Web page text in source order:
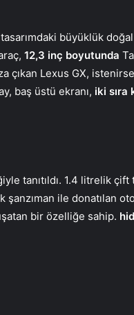
tasarımdaki büyüklük
12,3 inç boyutunda
çıkan Lexus GX,
baş üstü ekranı, iki sıra
tanıtıldı. 1.4 litrelik
ile donatılan
bir özelliğe sahip.